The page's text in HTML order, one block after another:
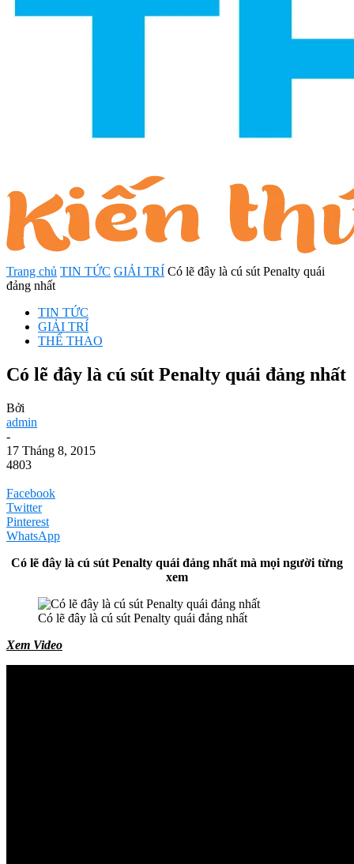
Trang chủ TIN TỨC GIẢI TRÍ Có lẽ đây là cú sút Penalty quái
đảng nhất
TIN TỨC
GIẢI TRÍ
THỂ THAO
Có lẽ đây là cú sút Penalty quái đảng nhất
Bởi
admin
-
17 Tháng 8, 2015
4803
Facebook
Twitter
Pinterest
WhatsApp
Có lẽ đây là cú sút Penalty quái đảng nhất mà mọi người từng
xem
Có lẽ đây là cú sút Penalty quái đảng nhất
Xem Video